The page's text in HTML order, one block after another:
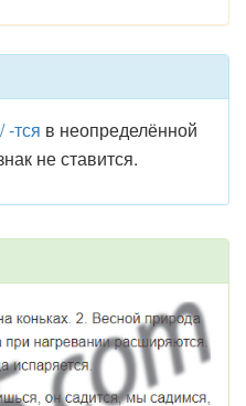
-тся в неопределённой
не ставится.